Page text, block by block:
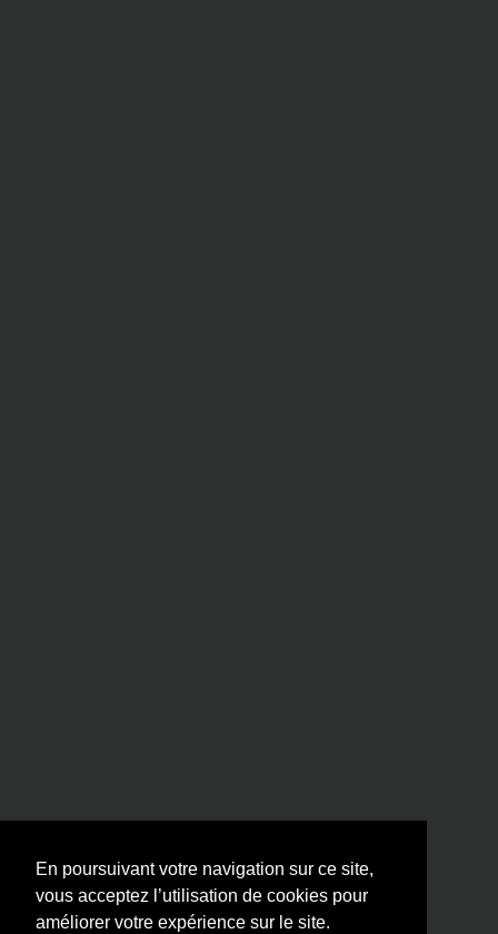
En poursuivant votre navigation sur ce site,
vous acceptez l’utilisation de cookies pour
améliorer votre expérience sur le site.